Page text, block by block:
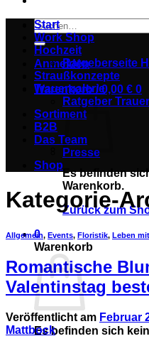
Suchen
nach:
Anmelden
Warenkorb /0,00 € 0
Es befinden
Warenkorb.
Zurück zum
0
Warenkorb
Es befinden sich
Start
Work Shop
Hochzeit
Ratgeberseite
Straußkonzepte
Trauergalerie
Ratgeber
Sortiment
B2B
Das Team
Presse
Shop
Kategorie-
Allgemein, Events, Floristik, Leben
Romantische
Valentinstag
Veröffentlicht am Februar
Mattbock